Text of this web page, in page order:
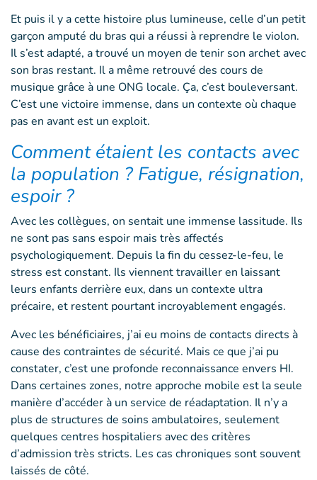
Et puis il y a cette histoire plus lumineuse, celle d’un petit
garçon amputé du bras qui a réussi à reprendre le violon.
Il s’est adapté, a trouvé un moyen de tenir son archet avec
son bras restant. Il a même retrouvé des cours de
musique grâce à une ONG locale. Ça, c’est bouleversant.
C’est une victoire immense, dans un contexte où chaque
pas en avant est un exploit.
Comment étaient les contacts avec
la population ? Fatigue, résignation,
espoir ?
Avec les collègues, on sentait une immense lassitude. Ils
ne sont pas sans espoir mais très affectés
psychologiquement. Depuis la fin du cessez-le-feu, le
stress est constant. Ils viennent travailler en laissant
leurs enfants derrière eux, dans un contexte ultra
précaire, et restent pourtant incroyablement engagés.
Avec les bénéficiaires, j’ai eu moins de contacts directs à
cause des contraintes de sécurité. Mais ce que j’ai pu
constater, c’est une profonde reconnaissance envers HI.
Dans certaines zones, notre approche mobile est la seule
manière d’accéder à un service de réadaptation. Il n’y a
plus de structures de soins ambulatoires, seulement
quelques centres hospitaliers avec des critères
d’admission très stricts. Les cas chroniques sont souvent
laissés de côté.